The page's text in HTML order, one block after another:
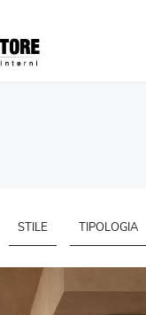
STILE TIPOLOGIA